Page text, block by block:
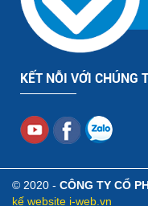
KẾT NỖI VỚI CHÚNG
© 2020 - CÔNG TY CỔ
kế website i-web.vn